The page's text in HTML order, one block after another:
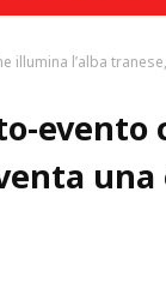
illumina l’alba
evento